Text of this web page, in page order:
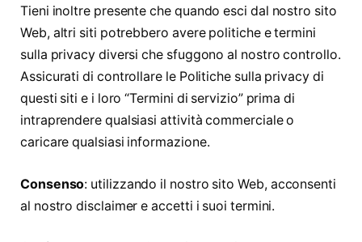
Tieni inoltre presente che quando esci dal nostro sito
Web, altri siti potrebbero avere politiche e termini
sulla privacy diversi che sfuggono al nostro controllo.
Assicurati di controllare le Politiche sulla privacy di
questi siti e i loro “Termini di servizio” prima di
intraprendere qualsiasi attività commerciale o
caricare qualsiasi informazione.
Consenso: utilizzando il nostro sito Web, acconsenti
al nostro disclaimer e accetti i suoi termini.